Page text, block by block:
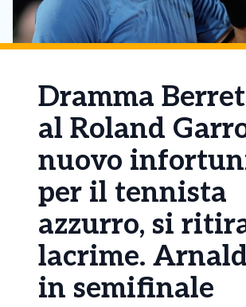
Dramma
al Roland
nuovo
per il tennista
azzurro, si
lacrime.
in semifinale